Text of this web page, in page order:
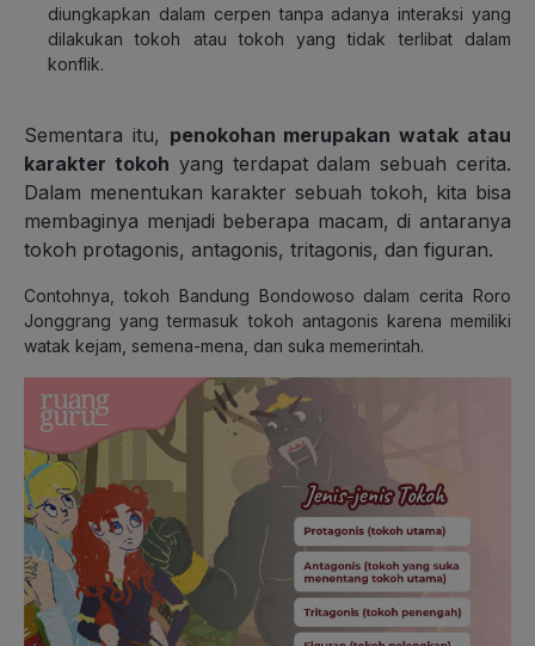
diungkapkan dalam cerpen tanpa adanya interaksi yang
dilakukan tokoh atau tokoh yang tidak terlibat dalam
konflik.
Sementara itu, penokohan merupakan watak atau
karakter tokoh yang terdapat dalam sebuah cerita.
Dalam menentukan karakter sebuah tokoh, kita bisa
membaginya menjadi beberapa macam, di antaranya
tokoh protagonis, antagonis, tritagonis, dan figuran.
Contohnya, tokoh Bandung Bondowoso dalam cerita Roro
Jonggrang yang termasuk tokoh antagonis karena memiliki
watak kejam, semena-mena, dan suka memerintah.